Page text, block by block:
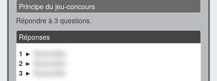
Principe du jeu-concours
Répondre à 3 questions.
Réponses
1 ►
XxxxxxXxx
2 ►
3 ►